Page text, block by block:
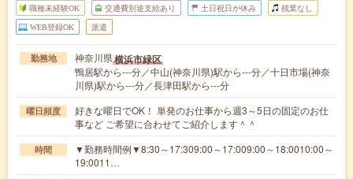
職種未経験OK 交通費別途支給あり 土日祝日が休み 残業なし
WEB登録OK 派遣
勤務地 神奈川県横浜市緑区
鴨居駅から---分／中山(神奈川県)駅から---分／十日市場(神奈
川県)駅から---分／長津田駅から---分
曜日頻度
好きな曜日でOK！ 単発のお仕事から週3～5日の固定のお仕
事など ご希望に合わせてご紹介します＾＾
時間
▼勤務時間例▼8:30～17:309:00～17:009:00～18:0010:00～
19:0011…